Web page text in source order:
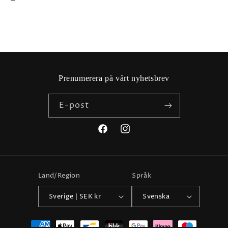
Prenumerera på vårt nyhetsbrev
E-post
FacebookInstagram
Land/Region
Sverige | SEK kr
Språk
Svenska
Betalningsmetoder